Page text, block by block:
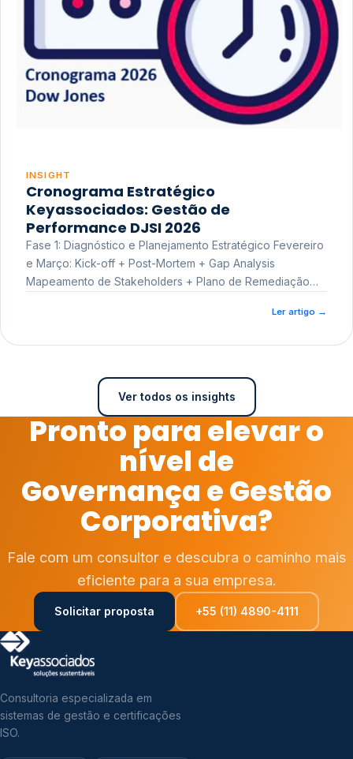
INSIGHT
Cronograma Estratégico
Keyassociados: Gestão de
Performance DJSI 2026
Fase 1: Diagnóstico e Planejamento Estratégico Fevereiro
e Março: Kick-off + Post-Mortem + Gap Analysis
Mapeamento de Stakeholders + Plano de Remediação
Ler artigo →
Ver todos os insights
Pronto para elevar o
nível de
Governança e Gestão
Corporativa?
Fale com um consultor e descubra o caminho mais
eficiente para a sua empresa.
Solicitar proposta +55 (11) 4890-4111
Consultoria especializada em
sistemas de gestão e certificações
ISO.